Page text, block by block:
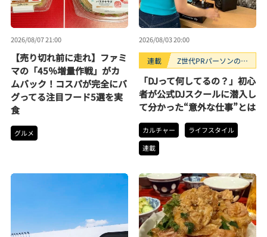
2026/08/07 21:00
【売り切れ前に走れ】ファミ
マの「45％増量作戦」がカ
ムバック！コスパが完全にバ
グってる注目フード5選を実
食
グルメ
2026/08/03 20:00
連載
Z世代PRパーソンのキ
「DJって何してるの？」初心
者が公式DJスクールに潜入し
て分かった“意外な仕事”とは
カルチャー
ライフスタイル
連載